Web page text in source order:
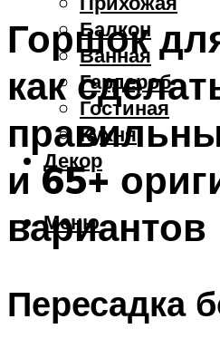
Балкон
Ванная
Гардероб
Гостиная
Кухня
Декор
Меню
Горшок
как
и 65+
вариантов
Пересадка